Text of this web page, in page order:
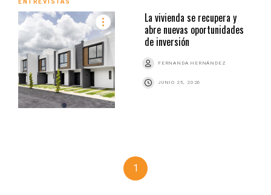
ENTREVISTAS
La vivienda se recupera y
abre nuevas oportunidades
de inversión
FERNANDA HERNÁNDEZ
JUNIO 25, 2026
1